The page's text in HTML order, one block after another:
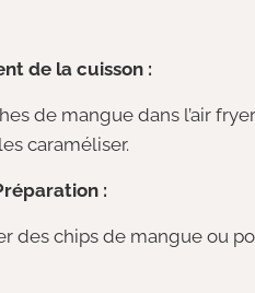
de la cuisson :
de mangue dans l’air
caraméliser.
:
des chips de mangue ou